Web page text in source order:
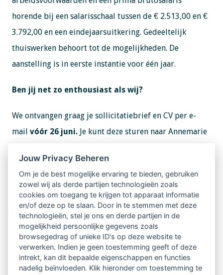
horende bij een salarisschaal tussen de € 2.513,00 en €
3.792,00 en een eindejaarsuitkering. Gedeeltelijk
thuiswerken behoort tot de mogelijkheden. De
aanstelling is in eerste instantie voor één jaar.
Ben jij net zo enthousiast als wij?
We ontvangen graag je sollicitatiebrief en CV per e-
mail vóór 26 juni.Je kunt deze sturen naar Annemarie
De planning is om de eerste sollicitatiegesprekken
rond maandag 1 juli te laten plaatsvinden.
Wil je meer informatie?
Neem dan contact op met Annemarie Eemers, afdeling
HR. Telefoon: 024 366 2080.
Jouw Privacy Beheren
Om je de best mogelijke ervaring te bieden, gebruiken
zowel wij als derde partijen technologieën zoals
cookies om toegang te krijgen tot apparaat informatie
en/of deze op te slaan. Door in te stemmen met deze
technologieën, stel je ons en derde partijen in de
mogelijkheid persoonlijke gegevens zoals
browsegedrag of unieke ID's op deze website te
verwerken. Indien je geen toestemming geeft of deze
intrekt, kan dit bepaalde eigenschappen en functies
nadelig beïnvloeden. Klik hieronder om toestemming te